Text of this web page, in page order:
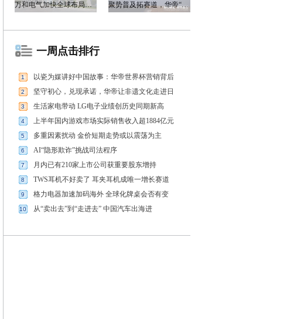
万和电气加快全球布局，海外营收占比升至四成 聚势普及拓赛道，华帝“亮剑”洗碗机峰会，破局存量换新
一周点击排行
1 以瓷为媒讲好中国故事：华帝世界杯营销背后
2 坚守初心，兑现承诺，华帝让非遗文化走进日
3 生活家电带动 LG电子业绩创历史同期新高
4 上半年国内游戏市场实际销售收入超1884亿元
5 多重因素扰动 金价短期走势或以震荡为主
6 AI“隐形欺诈”挑战司法程序
7 月内已有210家上市公司获重要股东增持
8 TWS耳机不好卖了 耳夹耳机成唯一增长赛道
9 格力电器加速加码海外 全球化牌桌会否有变
10 从“卖出去”到“走进去” 中国汽车出海进